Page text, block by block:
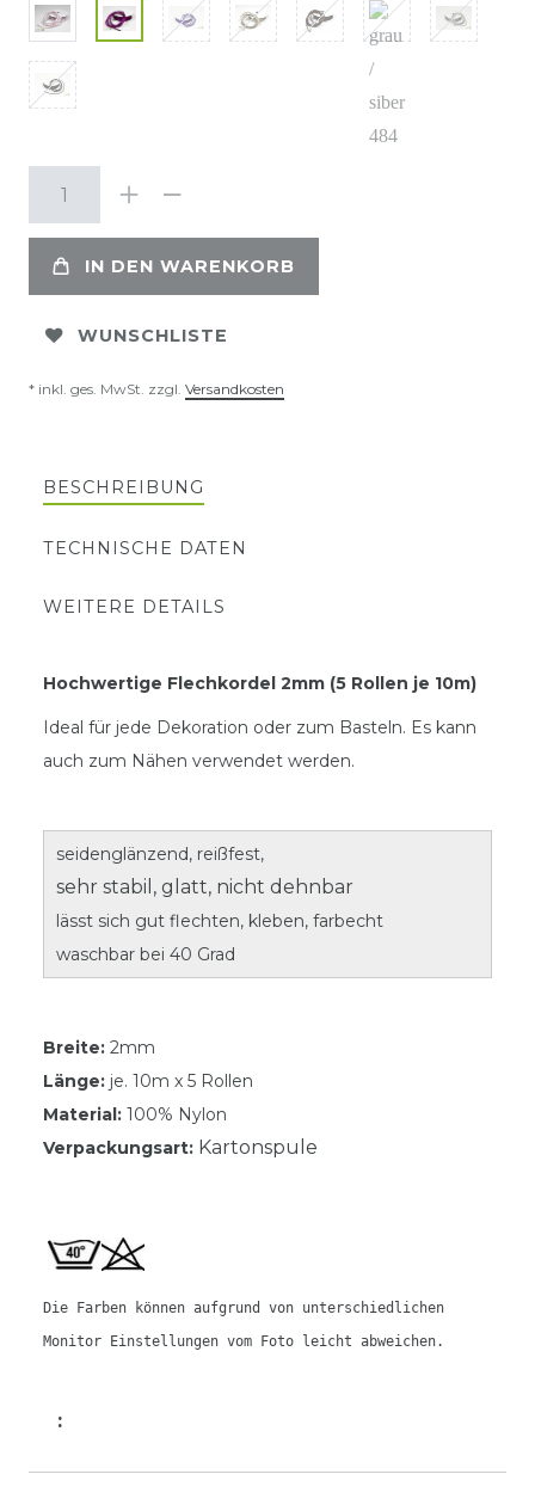
IN DEN WARENKORB
WUNSCHLISTE
* inkl. ges. MwSt. zzgl. Versandkosten
BESCHREIBUNG
TECHNISCHE DATEN
WEITERE DETAILS
Hochwertige Flechkordel 2mm (5 Rollen je 10m)
Ideal für jede Dekoration oder zum Basteln. Es kann
auch zum Nähen verwendet werden.
seidenglänzend, reißfest,
sehr stabil, glatt, nicht dehnbar
lässt sich gut flechten, kleben, farbecht
waschbar bei 40 Grad
Breite: 2mm
Länge: je. 10m x 5 Rollen
Material: 100% Nylon
Verpackungsart: Kartonspule
Die Farben können aufgrund von unterschiedlichen
Monitor Einstellungen vom Foto leicht abweichen.
: